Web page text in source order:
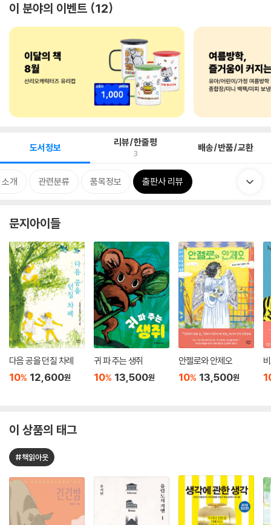
이 분야의 이벤트 12
도서정보 리뷰/한줄평
3 배송/반품/교환
개 관련분류 품목정보 출판사 리뷰
문지아이들
다음 공을 던질 차례
10% 12,600원
귀 파 주는 생쥐
10% 13,500원
안젤로와 안제오
10% 13,500원
이 상품의 태그
#책읽아웃